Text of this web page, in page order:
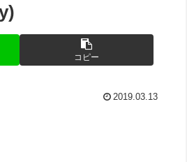
コピー
2019.03.13